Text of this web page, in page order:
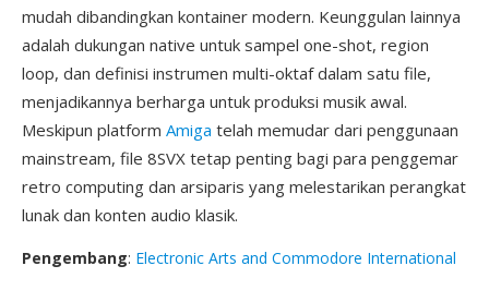
mudah dibandingkan kontainer modern. Keunggulan lainnya
adalah dukungan native untuk sampel one-shot, region
loop, dan definisi instrumen multi-oktaf dalam satu file,
menjadikannya berharga untuk produksi musik awal.
Meskipun platform Amiga telah memudar dari penggunaan
mainstream, file 8SVX tetap penting bagi para penggemar
retro computing dan arsiparis yang melestarikan perangkat
lunak dan konten audio klasik.
Pengembang: Electronic Arts and Commodore International